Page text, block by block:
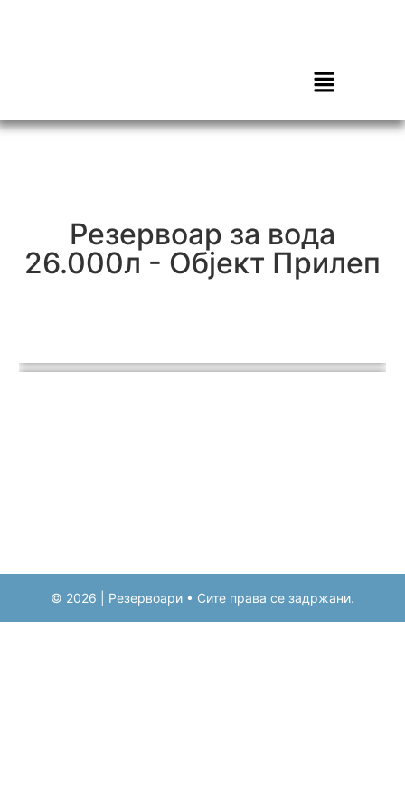
Резервоар за вода
26.000л - Објект Прилеп
© 2026 | Резервоари • Сите права се задржани.